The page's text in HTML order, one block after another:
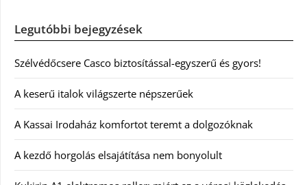
Legutóbbi bejegyzések
Szélvédőcsere Casco biztosítással-egyszerű és gyors!
A keserű italok világszerte népszerűek
A Kassai Irodaház komfortot teremt a dolgozóknak
A kezdő horgolás elsajátítása nem bonyolult